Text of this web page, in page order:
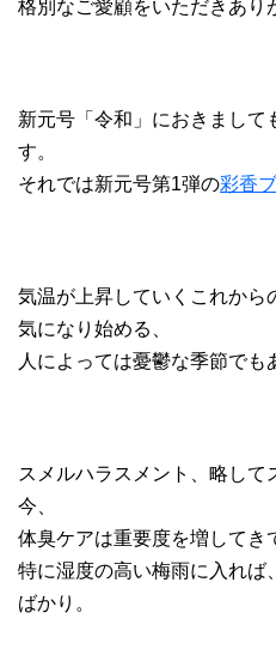
格別なご愛顧をいただきあり
新元号「令和」におきまして
す。
それでは新元号第1弾の彩香
気温が上昇していくこれから
気になり始める、
人によっては憂鬱な季節でも
スメルハラスメント、略して
今、
体臭ケアは重要度を増してき
特に湿度の高い梅雨に入れば
ばかり。